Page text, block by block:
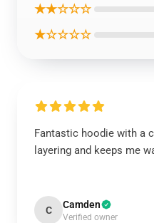
★★☆☆☆
★☆☆☆☆
Fantastic hoodie with a
layering and keeps me
C Camden
Verified owner